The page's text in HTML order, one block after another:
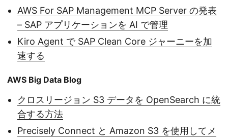
AWS For SAP Management MCP Server の発表
– SAP アプリケーションを AI で管理
Kiro Agent で SAP Clean Core ジャーニーを加
速する
AWS Big Data Blog
クロスリージョン S3 データを OpenSearch に統
合する方法
Precisely Connect と Amazon S3 を使用してメ